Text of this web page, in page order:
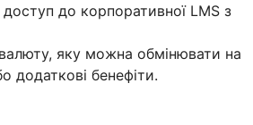
до корпоративної LMS з
яку можна обмінювати на
додаткові бенефіти.